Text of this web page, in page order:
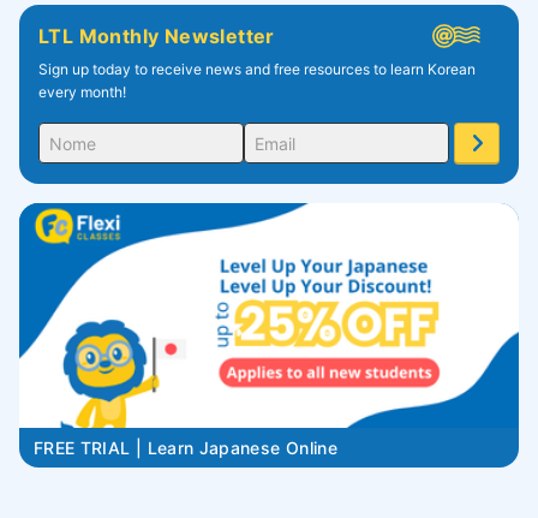
LTL Monthly Newsletter
Sign up today to receive news and free resources to learn Korean
every month!
FREE TRIAL | Learn Japanese Online